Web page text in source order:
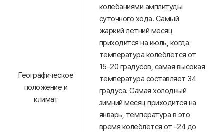
Географическое
положение и
климат
колебаниями амплитуды
суточного хода. Самый
жаркий летний месяц
приходится на июль, когда
температура колеблется от
15-20 градусов, самая высокая
температура составляет 34
градуса. Самая холодный
зимний месяц приходится на
январь, температура в это
время колеблется от -24 до